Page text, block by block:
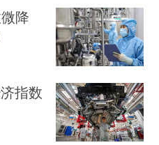
降
指数